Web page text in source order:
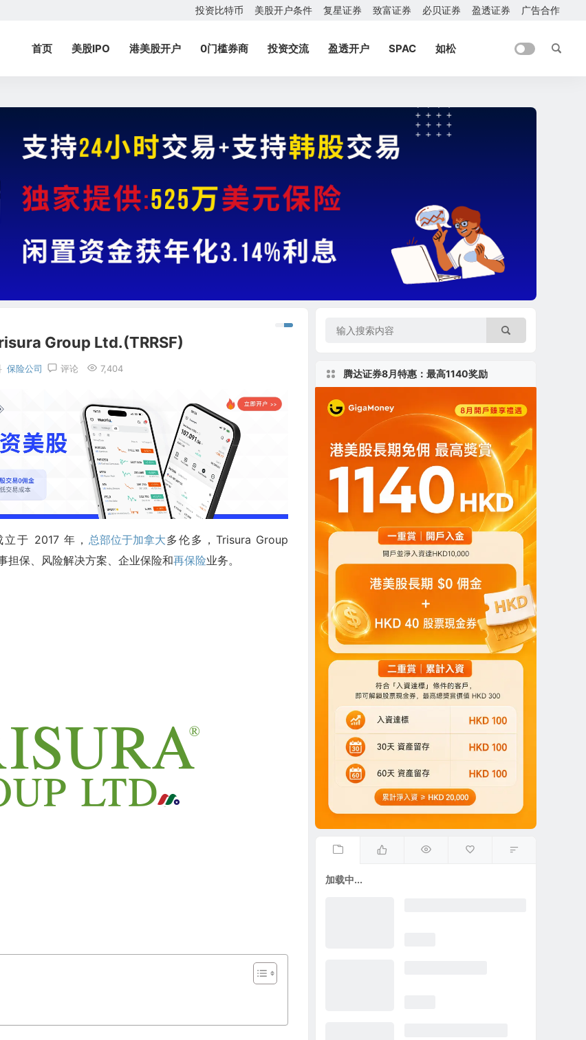
投资比特币 美股开户条件 复星证券 致富证券 必贝证券 盈透证券 广告合作
首页 美股IPO 港美股开户 0门槛券商 投资交流 盈透开户 SPAC 如松
Group Ltd.(TRRSF)
保险公司 评论 7,404
立于 2017 年， 总部位于加拿大多伦多，Trisura Group
担保、风险解决方案、企业保险和再保险业务。
腾达证券8月特惠：最高1140奖励
加载中...